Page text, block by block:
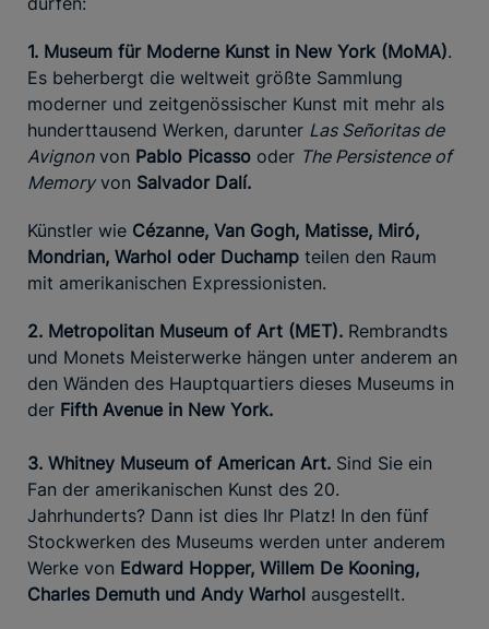
1. Museum für Moderne Kunst in New York (MoMA).
Es beherbergt die weltweit größte Sammlung
moderner und zeitgenössischer Kunst mit mehr als
hunderttausend Werken, darunter Las Señoritas de
Avignonvon Pablo Picasso oder The Persistence of
Memoryvon Salvador Dalí.
Künstler wie Cézanne, Van Gogh, Matisse, Miró,
Mondrian, Warhol oder Duchamp teilen den Raum
mit amerikanischen Expressionisten.
2. Metropolitan Museum of Art (MET). Rembrandts
und Monets Meisterwerke hängen unter anderem an
den Wänden des Hauptquartiers dieses Museums in
der Fifth Avenue in New York.
3. Whitney Museum of American Art. Sind Sie ein
Fan der amerikanischen Kunst des 20.
Jahrhunderts? Dann ist dies Ihr Platz! In den fünf
Stockwerken des Museums werden unter anderem
Werke von Edward Hopper, Willem De Kooning,
Charles Demuth und Andy Warhol ausgestellt.